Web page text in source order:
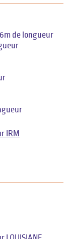
de longueur
IRM